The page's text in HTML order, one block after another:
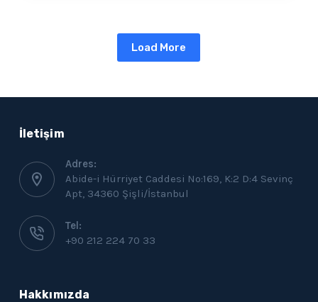
Load More
İletişim
Adres:
Abide-i Hürriyet Caddesi No:169, K:2 D:4 Sevinç
Apt, 34360 Şişli/İstanbul
Tel:
+90 212 224 70 33
Hakkımızda